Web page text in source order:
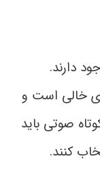
دارند.
خالی است و
صوتی باید
کنند.